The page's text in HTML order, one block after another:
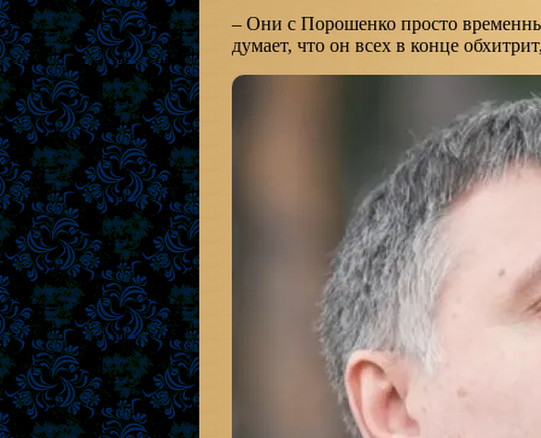
– Они с Порошенко просто
думает, что он всех в конце